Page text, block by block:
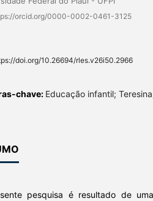
orcid.org/0000-0002-0461-3125
doi.org/10.26694/rles.v26i50.2966
chave: Educação infantil;
pesquisa é resultado de